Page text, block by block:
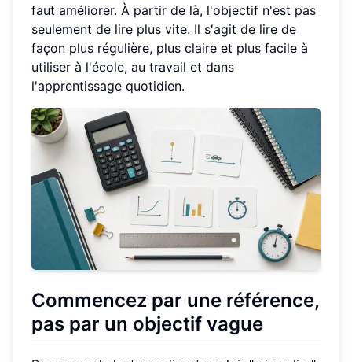
faut améliorer. À partir de là, l'objectif n'est pas
seulement de lire plus vite. Il s'agit de lire de
façon plus régulière, plus claire et plus facile à
utiliser à l'école, au travail et dans
l'apprentissage quotidien.
Commencez par une référence,
pas par un objectif vague